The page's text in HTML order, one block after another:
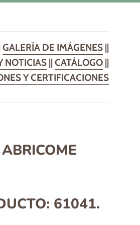
GALERÍA DE IMÁGENES ||
NOTICIAS || CATÁLOGO ||
Y CERTIFICACIONES
61041.